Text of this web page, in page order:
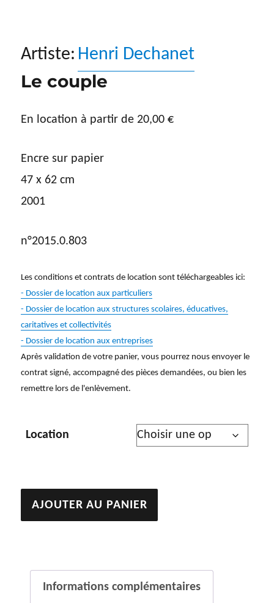
Artiste: Henri Dechanet
Le couple
En location à partir de 20,00€
Encre sur papier
47 x 62 cm
2001
n°2015.0.803
Les conditions et contrats de location sont téléchargeables ici:
- Dossier de location aux particuliers
- Dossier de location aux structures scolaires, éducatives,
caritatives et collectivités
- Dossier de location aux entreprises
Après validation de votre panier, vous pourrez nous envoyer le
contrat signé, accompagné des pièces demandées, ou bien les
remettre lors de l'enlèvement.
Location
quantité
de
AJOUTER AU PANIER
Informations complémentaires